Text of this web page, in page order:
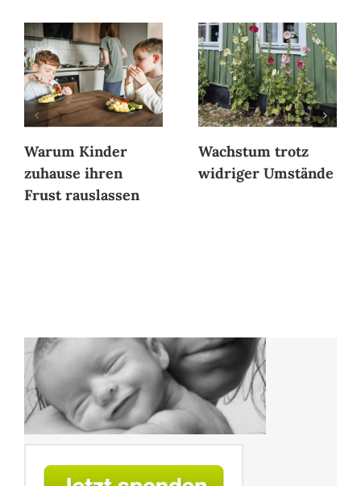
Warum Kinder
zuhause ihren
Frust rauslassen
Wachstum trotz
widriger Umstände